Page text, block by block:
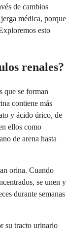
de cambios
médica, porque
esto
renales?
que se forman
contiene más
y ácido úrico, de
ellos como
de arena hasta
orina. Cuando
se unen y
durante semanas
su tracto urinario